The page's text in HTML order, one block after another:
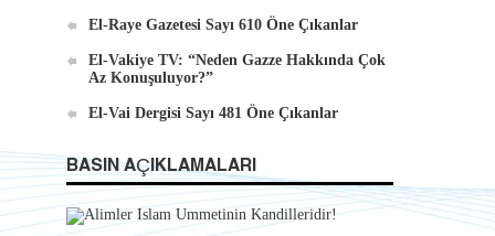
El-Raye Gazetesi Sayı 610 Öne Çıkanlar
El-Vakiye TV: “Neden Gazze Hakkında Çok
Az Konuşuluyor?”
El-Vai Dergisi Sayı 481 Öne Çıkanlar
BASIN AÇIKLAMALARI